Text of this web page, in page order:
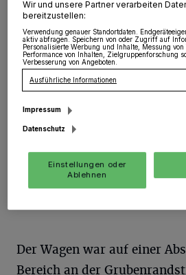
Jüchen·Am Mittwoch (11.09.),
Uhr bis 12:15 Uhr, stahlen
Jüchen einen schwarzen Audi
Der Wagen war auf einer
Bereich an der
Wir und unsere Partner verarbeiten
bereitzustellen:
Verwendung genauer Standortdaten.
aktiv abfragen. Speichern von oder Zugriff auf
Personalisierte Werbung und Inhalte, Messung
Performance von Inhalten, Zielgruppenforschung
Verbesserung von Angeboten.
Ausführliche Informationen
Impressum
Datenschutz
Einstellungen oder
Ablehnen